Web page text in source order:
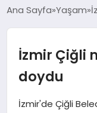
GÜNDEM
EKONOMI
Ana Sayfa Yaşam
İzmir Çiğli
doydu
İzmir'de Çiğli